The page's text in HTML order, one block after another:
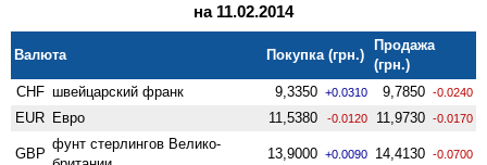
на 11.02.2014
Валюта Покупка (грн.)
Продажа
(грн.)
CHF швейцарский франк 9,3350 +0.0310 9,7850 -0.0240
EUR Евро 11,5380 -0.0120 11,9730 -0.0170
GBP
фунт стерлингов Велико­
13,9000 +0.0090 14,4130 -0.0700